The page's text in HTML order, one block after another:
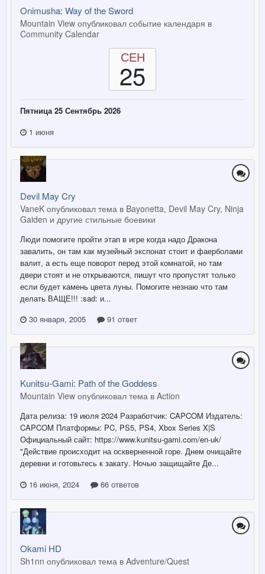
Onimusha: Way of the Sword
Mountain View опубликовал событие календаря в
Community Calendar
СЕН
25
Пятница 25 Сентябрь 2026
1 июня
Devil May Cry
VaneK опубликовал тема в Bayonetta, Devil May Cry, Ninja
Gaiden и другие стильные боевики
Люди помогите пройти этап в игре когда надо Дракона
завалить, он там как музейный экспонат стоит и фаерболами
валит, а есть еще поворот перед этой комнатой, но там
двери стоят и не открываются, пишут что пропустят только
если будет камень цвета луны. Помогите незнаю что там
делать ВАЩЕ!!! :sad: и...
30 января, 2005
91 ответ
Kunitsu-Gami: Path of the Goddess
Mountain View опубликовал тема в Action
Дата релиза: 19 июля 2024 Разработчик: CAPCOM Издатель:
CAPCOM Платформы: PC, PS5, PS4, Xbox Series X|S
Официальный сайт: https://www.kunitsu-gami.com/en-uk/
"Действие происходит на оскверненной горе. Днем очищайте
деревни и готовьтесь к закату. Ночью защищайте Де...
16 июня, 2024
66 ответов
Okami HD
Sh1nn опубликовал тема в Adventure/Quest